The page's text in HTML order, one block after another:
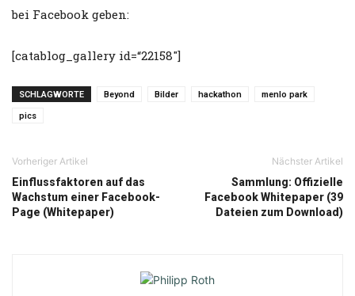
bei Facebook geben:
[catablog_gallery id=“22158″]
SCHLAGWORTE Beyond Bilder hackathon menlo park
pics
Vorheriger Artikel
Einflussfaktoren auf das
Wachstum einer Facebook-
Page (Whitepaper)
Nächster Artikel
Sammlung: Offizielle
Facebook Whitepaper (39
Dateien zum Download)